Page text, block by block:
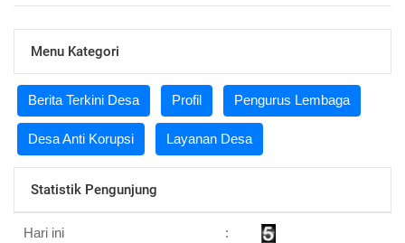
Menu Kategori
Berita Terkini Desa Profil Pengurus Lembaga
Desa Anti Korupsi Layanan Desa
Statistik Pengunjung
Hari ini :